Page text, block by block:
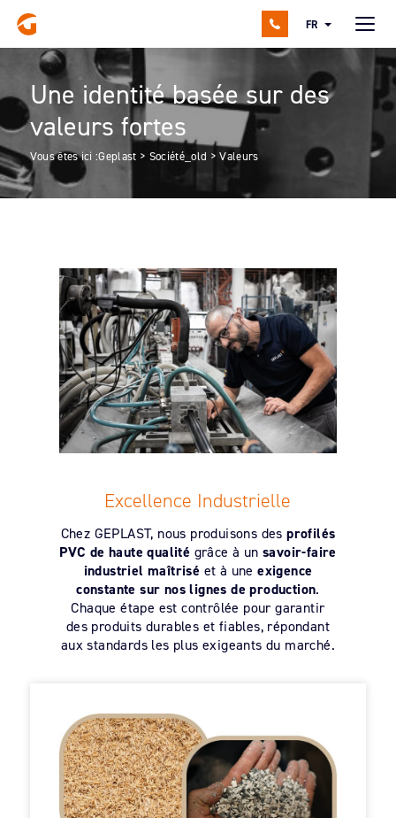
FR
Vous êtes ici :Geplast > Société_old >Valeurs
Une identité basée sur des
valeurs fortes
Excellence Industrielle
Chez GEPLAST, nous produisons desprofilés
PVC de haute qualité grâce à un savoir-faire
industriel maîtrisé et à uneexigence
constante sur nos lignes de production.
Chaque étape est contrôlée pour garantir
des produits durables et fiables, répondant
aux standards les plus exigeants du marché.